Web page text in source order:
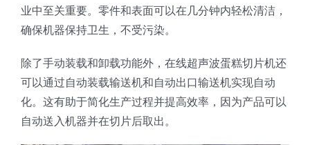
业中至关重要。零件和表面可以在几分钟内轻松清洁，
确保机器保持卫生，不受污染。
除了手动装载和卸载功能外，在线超声波蛋糕切片机还
可以通过自动装载输送机和自动出口输送机实现自动
化。这有助于简化生产过程并提高效率，因为产品可以
自动送入机器并在切片后取出。